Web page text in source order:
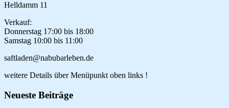
Helldamm 11
Verkauf:
Donnerstag 17:00 bis 18:00
Samstag 10:00 bis 11:00
saftladen@nabubarleben.de
weitere Details über Menüpunkt oben links !
Neueste Beiträge